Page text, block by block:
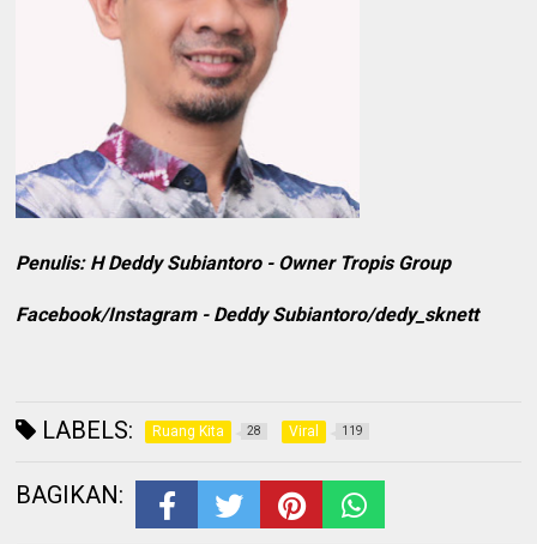
Penulis: H Deddy Subiantoro - Owner Tropis Group
Facebook/Instagram - Deddy Subiantoro/dedy_sknett
LABELS: Ruang Kita 28 Viral 119
BAGIKAN: